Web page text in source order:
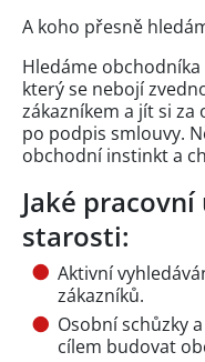
A koho přesně
Hledáme
který se nebojí
zákazníkem a jít si
po podpis smlouvy.
obchodní instinkt a
Jaké
starosti:
Aktivní
zákazníků.
Osobní schůzky
cílem budovat